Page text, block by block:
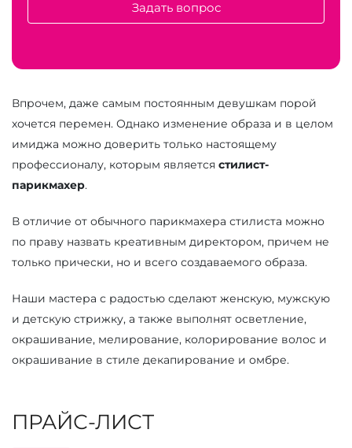
Задать вопрос
Впрочем, даже самым постоянным девушкам порой
хочется перемен. Однако изменение образа и в целом
имиджа можно доверить только настоящему
профессионалу, которым является стилист-
парикмахер.
В отличие от обычного парикмахера стилиста можно
по праву назвать креативным директором, причем не
только прически, но и всего создаваемого образа.
Наши мастера с радостью сделают женскую, мужскую
и детскую стрижку, а также выполнят осветление,
окрашивание, мелирование, колорирование волос и
окрашивание в стиле декапирование и омбре.
ПРАЙС-ЛИСТ